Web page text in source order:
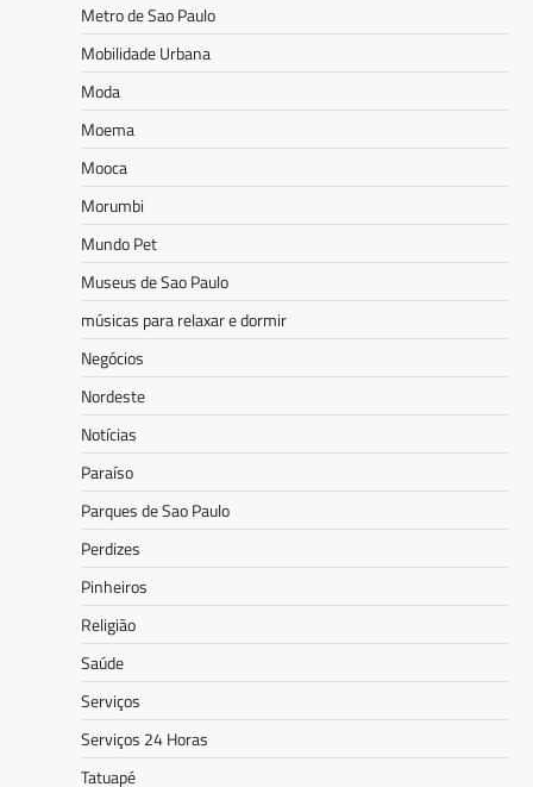
Metro de Sao Paulo
Mobilidade Urbana
Moda
Moema
Mooca
Morumbi
Mundo Pet
Museus de Sao Paulo
músicas para relaxar e dormir
Negócios
Nordeste
Notícias
Paraíso
Parques de Sao Paulo
Perdizes
Pinheiros
Religião
Saúde
Serviços
Serviços 24 Horas
Tatuapé